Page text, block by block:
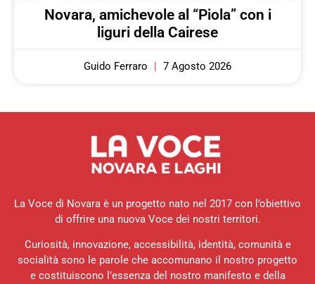
Novara, amichevole al “Piola” con i
liguri della Cairese
Guido Ferraro 7 Agosto 2026
La Voce di Novara è un progetto nato nel 2017 con l’obiettivo
di offrire una nuova Voce dei nostri territori.
Curiosità, innovazione, accessibilità, identità, comunità e
socialità sono le parole che accomunano il nostro progetto
e costituiscono l’essenza del nostro manifesto e della